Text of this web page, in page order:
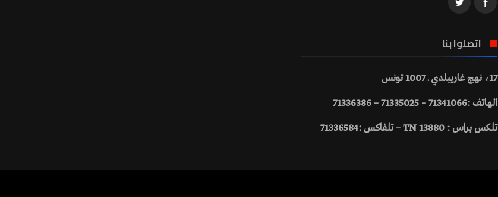
اتصلوا بنا
17، نهج غاريبلدي ـ 1007 تونس
الهاتف :71341066 – 71335025 – 71336386
تلكس براس : 13880 TN – تلفاكس :71336584